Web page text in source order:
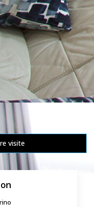
rendez-vous
www.glv-
Imprimer
Calculer mon budget
visite